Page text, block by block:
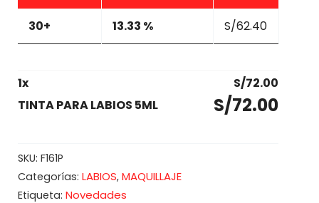
30+ 13.33 % S/62.40
1x S/72.00
TINTA PARA LABIOS 5ML
S/72.00
SKU: F161P
Categorías: LABIOS, MAQUILLAJE
Etiqueta: Novedades